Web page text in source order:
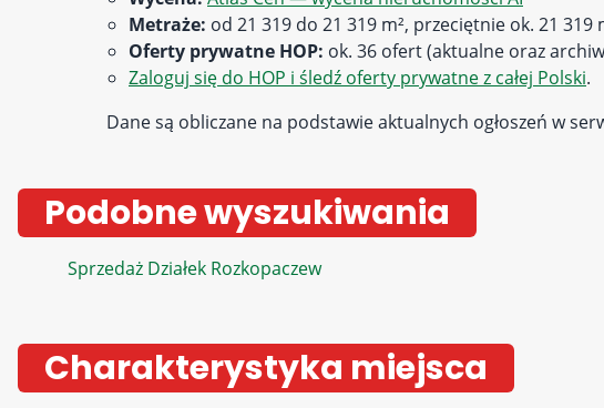
Metraże: od 21 319 do 21 319 m², przeciętnie ok. 21 319
Oferty prywatne HOP: ok. 36 ofert (aktualne oraz
Zaloguj się do HOP i śledź oferty prywatne z całej Polski.
Dane są obliczane na podstawie aktualnych ogłoszeń w
Podobne wyszukiwania
Sprzedaż Działek Rozkopaczew
Charakterystyka miejsca